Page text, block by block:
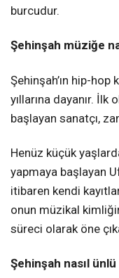
burcudur.
Şehinşah müziğe
Şehinşah’ın hip-
yıllarına dayanır.
başlayan sanatçı,
Henüz küçük
yapmaya başlayan
itibaren kendi
onun müzikal
süreci olarak öne
Şehinşah nasıl